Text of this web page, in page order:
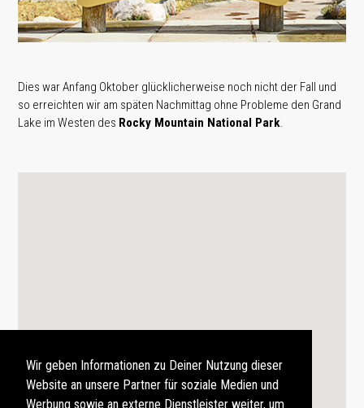
Wir geben Informationen zu Deiner Nutzung dieser
Website an unsere Partner für soziale Medien und
Werbung sowie an externe Dienstleister weiter, um
Dies war Anfang Oktober glücklicherweise noch nicht der Fall und
so erreichten wir am späten Nachmittag ohne Probleme den Grand
Lake im Westen des Rocky Mountain National Park.